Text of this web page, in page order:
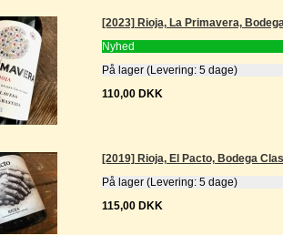
[2023] Rioja, La Primavera,
Nyhed
På lager (Levering: 5 dage)
110,00 DKK
[2019] Rioja, El Pacto, Bodega
På lager (Levering: 5 dage)
115,00 DKK